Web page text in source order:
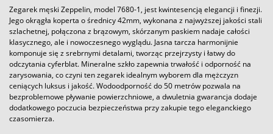
Zegarek męski Zeppelin, model 7680-1, jest kwintesencją elegancji i finezji.
Jego okrągła koperta o średnicy 42mm, wykonana z najwyższej jakości stali
szlachetnej, połączona z brązowym, skórzanym paskiem nadaje całości
klasycznego, ale i nowoczesnego wyglądu. Jasna tarcza harmonijnie
komponuje się z srebrnymi detalami, tworząc przejrzysty i łatwy do
odczytania cyferblat. Mineralne szkło zapewnia trwałość i odporność na
zarysowania, co czyni ten zegarek idealnym wyborem dla mężczyzn
ceniących luksus i jakość. Wodoodporność do 50 metrów pozwala na
bezproblemowe pływanie powierzchniowe, a dwuletnia gwarancja dodaje
dodatkowego poczucia bezpieczeństwa przy zakupie tego eleganckiego
czasomierza.